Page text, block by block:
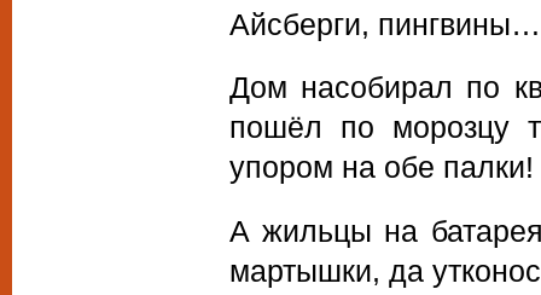
Айсберги,
Дом насобирал по
пошёл по морозцу
упором на обе палки!
А жильцы на
мартышки, да